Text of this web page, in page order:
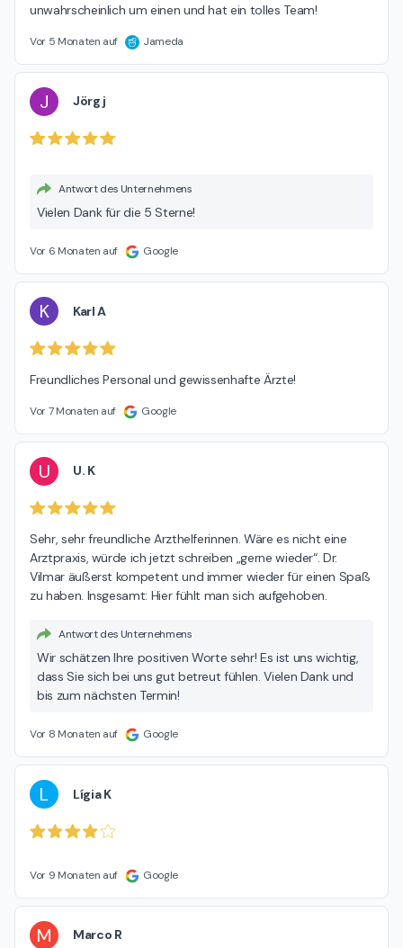
unwahrscheinlich um einen und hat ein tolles Team!
Vor 5 Monaten auf Jameda
J Jörg j
Antwort des Unternehmens
Vielen Dank für die 5 Sterne!
Vor 6 Monaten auf Google
K Karl A
Freundliches Personal und gewissenhafte Ärzte!
Vor 7 Monaten auf Google
U U. K
Sehr, sehr freundliche Arzthelferinnen. Wäre es nicht eine
Arztpraxis, würde ich jetzt schreiben „gerne wieder“. Dr.
Vilmar äußerst kompetent und immer wieder für einen Spaß
zu haben. Insgesamt: Hier fühlt man sich aufgehoben.
Antwort des Unternehmens
Wir schätzen Ihre positiven Worte sehr! Es ist uns wichtig,
dass Sie sich bei uns gut betreut fühlen. Vielen Dank und
bis zum nächsten Termin!
Vor 8 Monaten auf Google
L Lígia K
Vor 9 Monaten auf Google
M Marco R